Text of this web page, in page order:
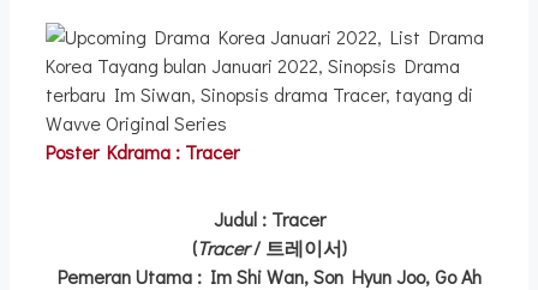
Poster Kdrama : Tracer
Judul: Tracer
(Tracer/ 트레이서)
Pemeran Utama: Im Shi Wan, Son Hyun Joo, Go Ah